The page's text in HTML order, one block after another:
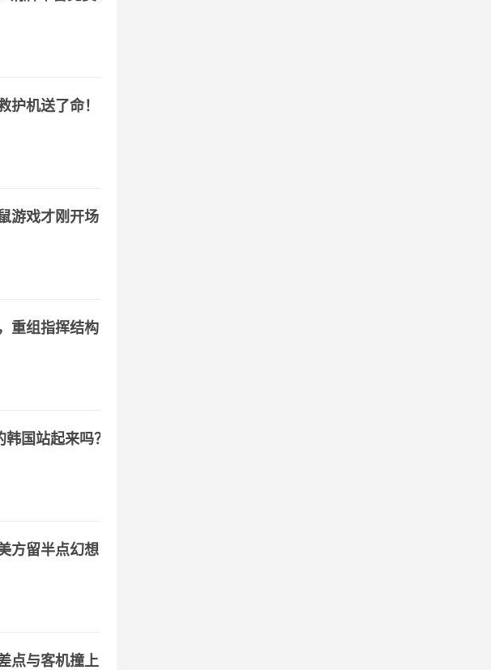
护机送了命！
游戏才刚开场
重组指挥结构
国站起来吗？
方留半点幻想
点与客机撞上